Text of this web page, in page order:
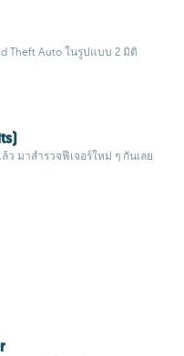
Theft Auto ในรูปแบบ 2 มิติ
มาสำรวจฟีเจอร์ใหม่ ๆ กันเลย